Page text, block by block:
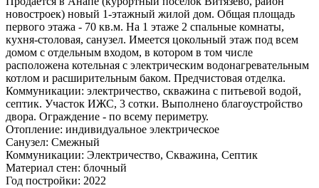
новостроек) новый 1-этажный жилой дом. Общая площадь
первого этажа - 70 кв.м. На 1 этаже 2 спальные комнаты,
кухня-столовая, санузел. Имеется цокольный этаж под всем
домом с отдельным входом, в котором в том числе
расположена котельная с электрическим водонагревательным
котлом и расширительным баком. Предчистовая отделка.
Коммуникации: электричество, скважина с питьевой водой,
септик. Участок ИЖС, 3 сотки. Выполнено благоустройство
двора. Ограждение - по всему периметру.
Отопление: индивидуальное электрическое
Санузел: Смежный
Коммуникации: Электричество, Скважина, Септик
Материал стен: блочный
Год постройки: 2022